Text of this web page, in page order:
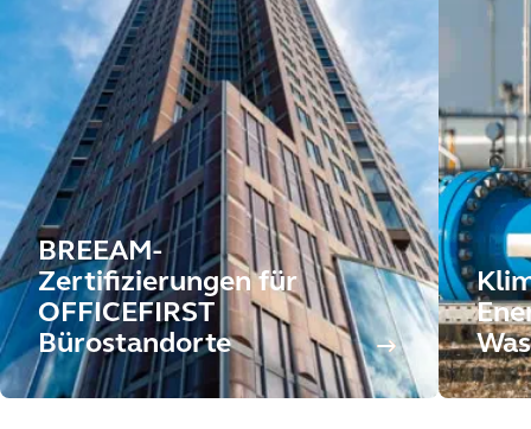
BREEAM-
Zertifizierungen für
OFFICEFIRST
Bürostandorte